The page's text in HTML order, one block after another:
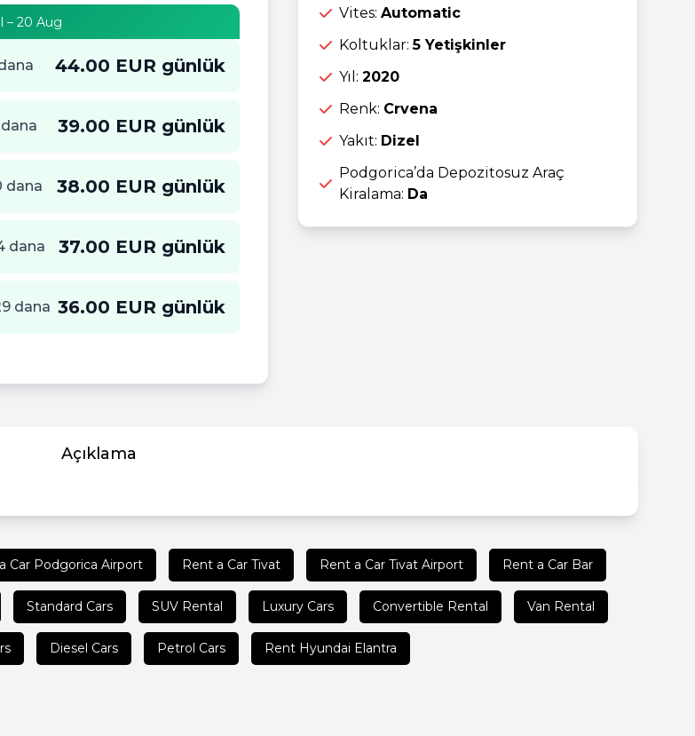
– 20 Aug
44.00 EUR günlük
39.00 EUR günlük
dana 38.00 EUR günlük
dana 37.00 EUR günlük
dana 36.00 EUR günlük
Vites: Automatic
Koltuklar:5 Yetişkinler
Yıl: 2020
Renk: Crvena
Yakıt: Dizel
Podgorica’da Depozitosuz Araç
Kiralama: Da
Açıklama
Car Podgorica Airport Rent a Car Tivat Rent a Car Tivat Airport Rent a Car Bar
Standard Cars SUV Rental Luxury Cars Convertible Rental Van Rental
Diesel Cars Petrol Cars Rent Hyundai Elantra